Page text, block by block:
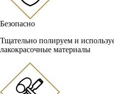
Безопасно
Тщательно полируем и
лакокрасочные материалы